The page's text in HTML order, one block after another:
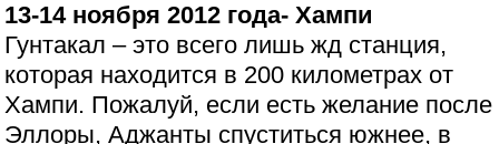
13-14 ноября 2012 года- Хампи
Гунтакал – это всего лишь жд станция,
которая находится в 200 километрах от
Хампи. Пожалуй, если есть желание после
Эллоры, Аджанты спуститься южнее, в